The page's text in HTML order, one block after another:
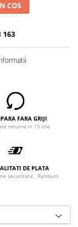
COS
163
FARA GRIJI
returna in 15 zile
DE PLATA
securizata , Ramburs